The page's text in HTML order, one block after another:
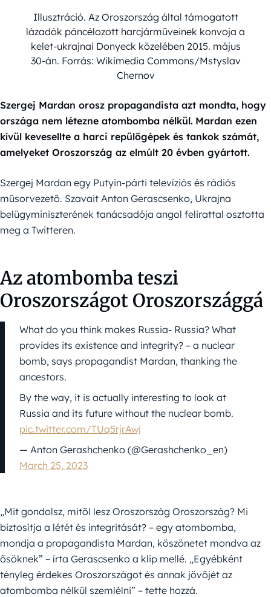
Illusztráció. Az Oroszország által támogatott
lázadók páncélozott harcjárműveinek konvoja a
kelet-ukrajnai Donyeck közelében 2015. május
30-án. Forrás: Wikimedia Commons/Mstyslav
Chernov
Szergej Mardan orosz propagandista azt mondta, hogy
országa nem létezne atombomba nélkül. Mardan ezen
kívül kevesellte a harci repülőgépek és tankok számát,
amelyeket Oroszország az elmúlt 20 évben gyártott.
Szergej Mardan egy Putyin-párti televíziós és rádiós
műsorvezető. Szavait Anton Gerascsenko, Ukrajna
belügyminiszterének tanácsadója angol felirattal osztotta
meg a Twitteren.
Az atombomba teszi
Oroszországot Oroszországgá
What do you think makes Russia- Russia? What
provides its existence and integrity? – a nuclear
bomb, says propagandist Mardan, thanking the
ancestors.
By the way, it is actually interesting to look at
Russia and its future without the nuclear bomb.
pic.twitter.com/TUq5rjrAwj
— Anton Gerashchenko (@Gerashchenko_en)
March 25, 2023
„Mit gondolsz, mitől lesz Oroszország Oroszország? Mi
biztosítja a létét és integritását? – egy atombomba,
mondja a propagandista Mardan, köszönetet mondva az
ősöknek” – írta Gerascsenko a klip mellé. „Egyébként
tényleg érdekes Oroszországot és annak jövőjét az
atombomba nélkül szemlélni” – tette hozzá.